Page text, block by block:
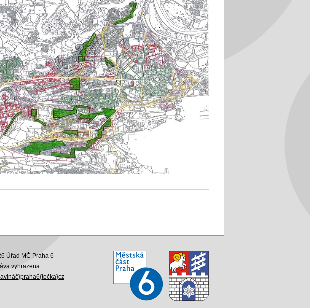
Úřad MČ Praha 6
vyhrazena